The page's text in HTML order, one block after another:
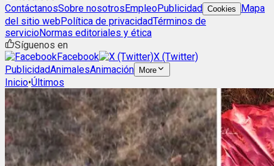
ContáctanosSobre nosotrosEmpleoPublicidad Cookies
Mapa
del sitio webPolítica de privacidadTérminos de
servicioNormas editoriales y ética
Síguenos en
Facebook
X (Twitter)
PublicidadAnimalesAnimación More
Inicio•Últimos